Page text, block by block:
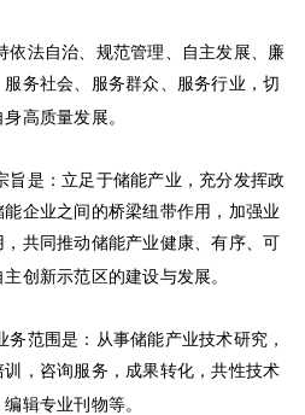
依法自治、规范管理、自主发展、廉
务社会、服务群众、 服务行业，切
高质量发展。
旨是：立足于储能产业，充分发挥政
企业之间的桥梁纽带作用，加强业
共同推动储能产业健康、有序、可
创新示范区的建设与发展。
务范围是：从事储能产业技术研究，
，咨询服务，成果转化，共性技术
辑专业刊物等。